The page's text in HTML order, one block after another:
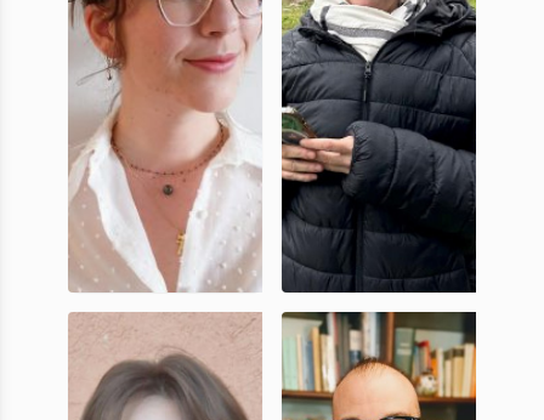
Elodie
Caruchet
Doctorante,
Fabienne
Martinez-
Honorin